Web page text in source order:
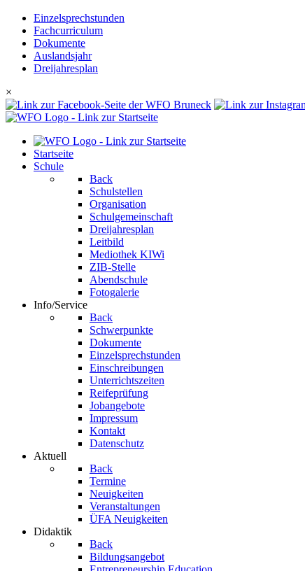
Einzelsprechstunden
Fachcurriculum
Dokumente
Auslandsjahr
Dreijahresplan
×
Startseite
Schule
Back
Schulstellen
Organisation
Schulgemeinschaft
Dreijahresplan
Leitbild
Mediothek KIWi
ZIB-Stelle
Abendschule
Fotogalerie
Info/Service
Back
Schwerpunkte
Dokumente
Einzelsprechstunden
Einschreibungen
Unterrichtszeiten
Reifeprüfung
Jobangebote
Impressum
Kontakt
Datenschutz
Aktuell
Back
Termine
Neuigkeiten
Veranstaltungen
ÜFA Neuigkeiten
Didaktik
Back
Bildungsangebot